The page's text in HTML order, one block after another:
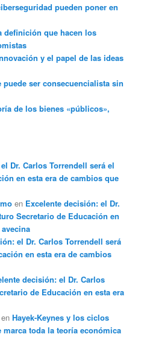
pueden poner en
definición que hacen los
y el papel de las ideas
ser consecuencialista sin
de los bienes «públicos»,
Dr. Carlos Torrendell será el
en esta era de cambios que
en Excelente decisión: el Dr.
Secretario de Educación en
el Dr. Carlos Torrendell será
en esta era de cambios
decisión: el Dr. Carlos
de Educación en esta era
enHayek-Keynes y los ciclos
toda la teoría económica